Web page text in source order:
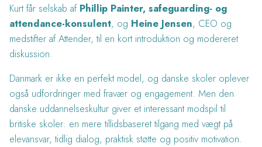
Kurt får selskab af Phillip Painter, safeguarding- og
attendance-konsulent, og Heine Jensen, CEO og
medstifter af Attender, til en kort introduktion og modereret
diskussion.
Danmark er ikke en perfekt model, og danske skoler oplever
også udfordringer med fravær og engagement. Men den
danske uddannelseskultur giver et interessant modspil til
britiske skoler: en mere tillidsbaseret tilgang med vægt på
elevansvar, tidlig dialog, praktisk støtte og positiv motivation.